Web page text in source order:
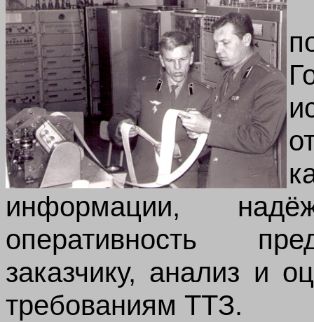
информации,
оперативность
заказчику, анализ и
требованиям ТТЗ.